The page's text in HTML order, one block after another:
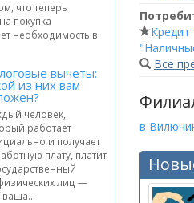
что теперь
покупка
необходимость в
вычеты:
из них вам
человек,
работает
и получает
плату, платит
лиц —
Все
в